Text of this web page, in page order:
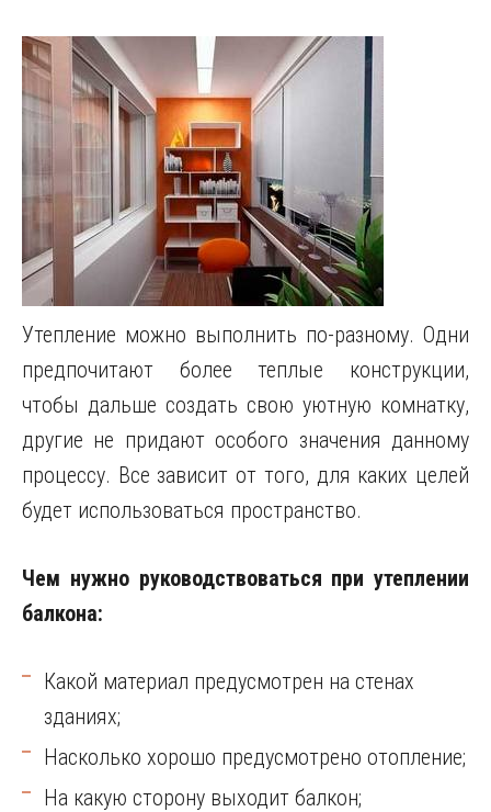
Утепление можно выполнить по-разному. Одни
предпочитают более теплые конструкции,
чтобы дальше создать свою уютную комнатку,
другие не придают особого значения данному
процессу. Все зависит от того, для каких целей
будет использоваться пространство.
Чем нужно руководствоваться при утеплении
балкона:
Какой материал предусмотрен на стенах
зданиях;
Насколько хорошо предусмотрено отопление;
На какую сторону выходит балкон;